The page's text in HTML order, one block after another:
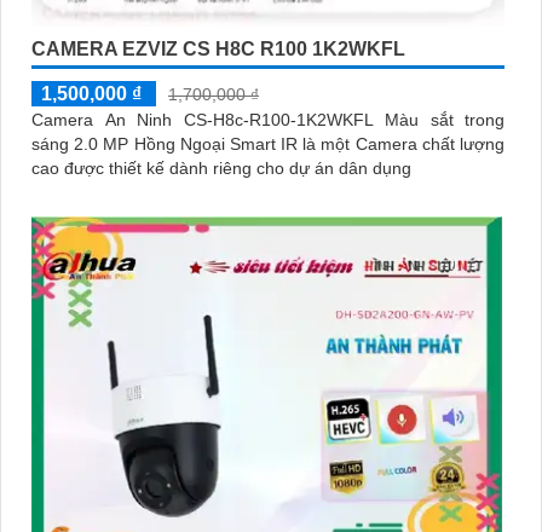
CAMERA EZVIZ CS H8C R100 1K2WKFL
1,500,000 ₫
1,700,000 ₫
Camera An Ninh CS-H8c-R100-1K2WKFL Màu sắt trong
sáng 2.0 MP Hồng Ngoại Smart IR là một Camera chất lượng
cao được thiết kế dành riêng cho dự án dân dụng